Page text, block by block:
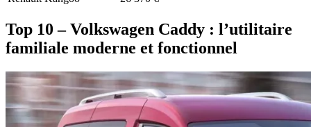
Top 10 – Volkswagen Caddy : l’utilitaire
familiale moderne et fonctionnel